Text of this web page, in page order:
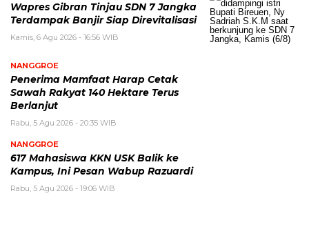
Wapres Gibran Tinjau SDN 7 Jangka
Terdampak Banjir Siap Direvitalisasi
Kamis, 6 Agu 2026 - 16:56 WIB
NANGGROE
Penerima Mamfaat Harap Cetak
Sawah Rakyat 140 Hektare Terus
Berlanjut
Rabu, 5 Agu 2026 - 20:35 WIB
NANGGROE
617 Mahasiswa KKN USK Balik ke
Kampus, Ini Pesan Wabup Razuardi
Rabu, 5 Agu 2026 - 19:06 WIB